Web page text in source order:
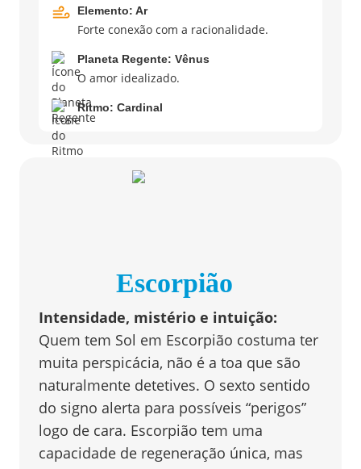
Elemento: Ar
Forte conexão com a racionalidade.
Planeta Regente: Vênus
O amor idealizado.
Ritmo: Cardinal
Escorpião
Intensidade, mistério e intuição:
Quem tem Sol em Escorpião costuma ter
muita perspicácia, não é a toa que são
naturalmente detetives. O sexto sentido
do signo alerta para possíveis “perigos”
logo de cara. Escorpião tem uma
capacidade de regeneração única, mas